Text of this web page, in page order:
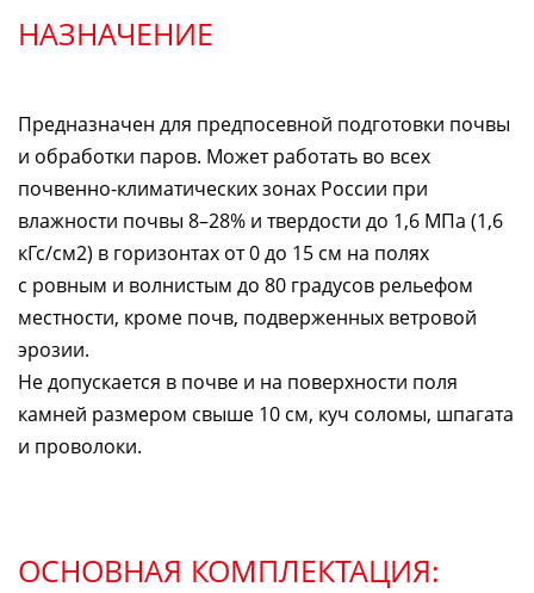
НАЗНАЧЕНИЕ
Предназначен для предпосевной подготовки почвы
и обработки паров. Может работать во всех
почвенно-климатическихзонах России при
влажности почвы 8–28% и твердости до 1,6 МПа (1,6
кГс/см2) в горизонтах от 0 до 15 см на полях
с ровным и волнистым до 80 градусов рельефом
местности, кроме почв, подверженных ветровой
эрозии.
Не допускается в почве и на поверхности поля
камней размером свыше 10 см, куч соломы, шпагата
и проволоки.
ОСНОВНАЯ КОМПЛЕКТАЦИЯ: